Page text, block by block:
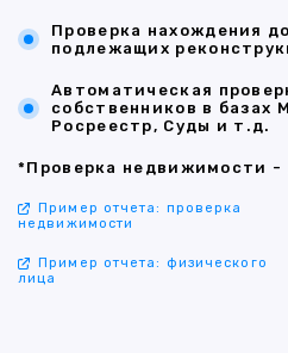
Проверка нахождения
подлежащих
Автоматическая
собственников в
Росреестр, Суды и т.д.
*Проверка недвижимости -
Пример отчета: проверка
недвижимости
Пример отчета: физического
лица